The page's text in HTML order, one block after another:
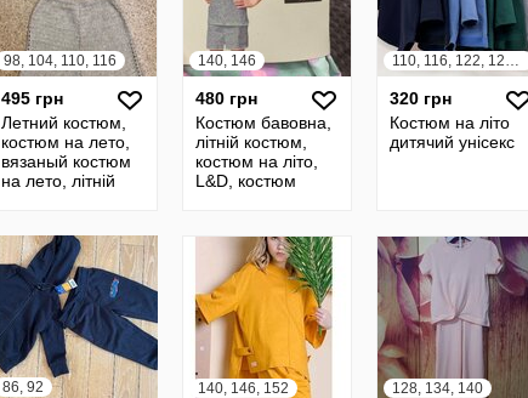
98, 104, 110, 116
495 грн
Летний костюм,
костюм на лето,
вязаный костюм
на лето, літній
140, 146
480 грн
Костюм бавовна,
літній костюм,
костюм на літо,
L&D, костюм
110, 116, 122, 128, 134, 140, 146
320 грн
Костюм на літо
дитячий унісекс
86, 92 140, 146, 152 128, 134, 140